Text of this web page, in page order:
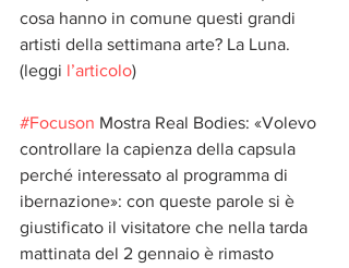
cosa hanno in comune questi grandi
artisti della settimana arte? La Luna.
(leggi l’articolo)
#Focuson Mostra Real Bodies: «Volevo
controllare la capienza della capsula
perché interessato al programma di
ibernazione»: con queste parole si è
giustificato il visitatore che nella tarda
mattinata del 2 gennaio è rimasto